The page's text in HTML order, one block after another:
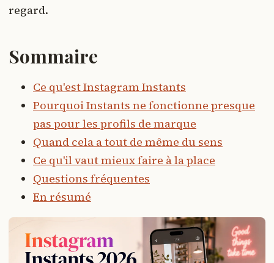
regard.
Sommaire
Ce qu'est Instagram Instants
Pourquoi Instants ne fonctionne presque
pas pour les profils de marque
Quand cela a tout de même du sens
Ce qu'il vaut mieux faire à la place
Questions fréquentes
En résumé